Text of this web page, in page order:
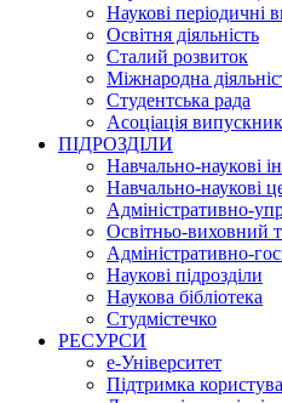
Наукові періодичні
Освітня діяльність
Сталий розвиток
Міжнародна
Студентська рада
Асоціація
ПІДРОЗДІЛИ
Навчально-наукові
Навчально-наукові
Адміністративно-
Освітньо-виховний
Адміністративно-
Наукові підрозділи
Наукова бібліотека
Студмістечко
РЕСУРСИ
е-Університет
Підтримка